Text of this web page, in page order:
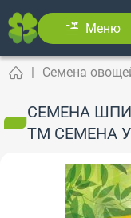
Меню
Семена
СЕМЕНА
ТМ СЕМЕНА